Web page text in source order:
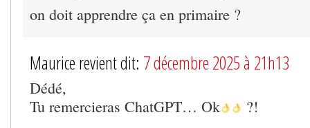
on doit apprendre ça en primaire ?
Maurice revient dit: 7 décembre 2025 à 21h13
Dédé,
Tu remercieras ChatGPT… Ok
?!